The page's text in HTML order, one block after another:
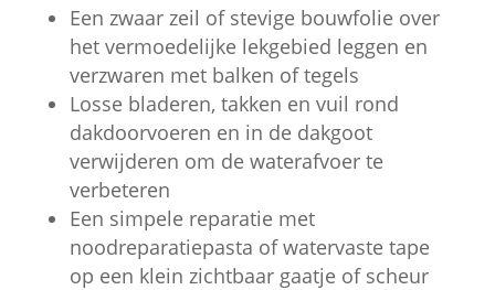
Een zwaar zeil of stevige bouwfolie over
het vermoedelijke lekgebied leggen en
verzwaren met balken of tegels
Losse bladeren, takken en vuil rond
dakdoorvoeren en in de dakgoot
verwijderen om de waterafvoer te
verbeteren
Een simpele reparatie met
noodreparatiepasta of watervaste tape
op een klein zichtbaar gaatje of scheur